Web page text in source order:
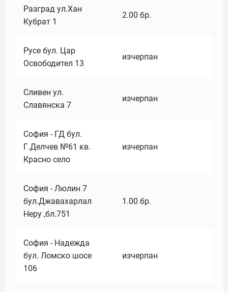
Разград ул.Хан
Кубрат 1
2.00 бр.
Русе бул. Цар
Освободител 13
изчерпан
Сливен ул.
Славянска 7
изчерпан
София - ГД бул.
Г.Делчев №61 кв.
Красно село
изчерпан
София - Люлин 7
бул.Джавахарлал
Неру ,бл.751
1.00 бр.
София - Надежда
бул. Ломско шосе
106
изчерпан